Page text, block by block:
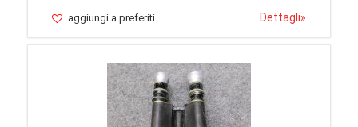
aggiungi a preferiti Dettagli»